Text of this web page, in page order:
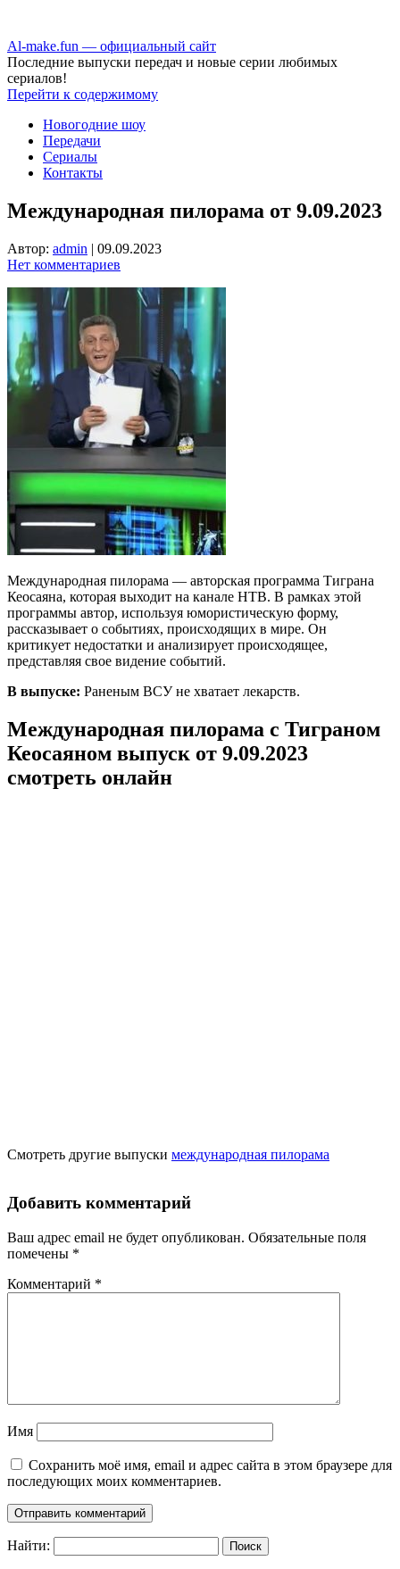
Аl-make.fun — официальный сайт
Последние выпуски передач и новые серии любимых
сериалов!
Перейти к содержимому
Новогодние шоу
Передачи
Сериалы
Контакты
Международная пилорама от 9.09.2023
Автор: admin | 09.09.2023
Нет комментариев
Международная пилорама — авторская программа Тиграна
Кеосаяна, которая выходит на канале НТВ. В рамках этой
программы автор, используя юмористическую форму,
рассказывает о событиях, происходящих в мире. Он
критикует недостатки и анализирует происходящее,
представляя свое видение событий.
В выпуске: Раненым ВСУ не хватает лекарств.
Международная пилорама с Тиграном
Кеосаяном выпуск от 9.09.2023
смотреть онлайн
Смотреть другие выпуски международная пилорама
Добавить комментарий
Ваш адрес email не будет опубликован. Обязательные поля
помечены *
Комментарий *
Имя
Сохранить моё имя, email и адрес сайта в этом браузере для
последующих моих комментариев.
Найти: